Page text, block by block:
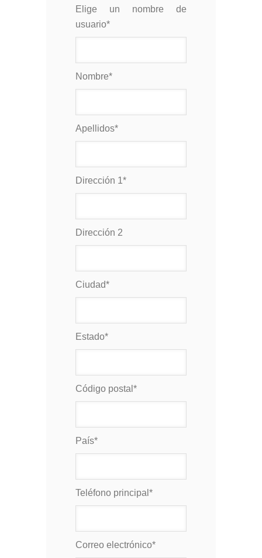
Elige un nombre de
usuario*
Nombre*
Apellidos*
Dirección 1*
Dirección 2
Ciudad*
Estado*
Código postal *
País*
Teléfono principal *
Correo electrónico*